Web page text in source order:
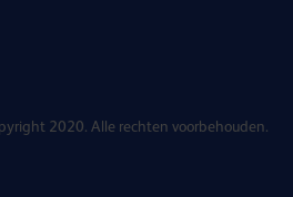
2020. Alle rechten voorbehouden.